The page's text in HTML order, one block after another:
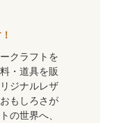
クラフトを
・道具を販
ジナルレザ
もしろさが
の世界へ、